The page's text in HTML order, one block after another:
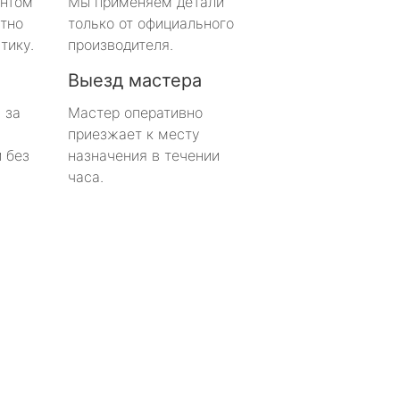
только от официального
производителя.
за
без
Выезд мастера
Мастер оперативно
приезжает к месту
назначения в течении
часа.